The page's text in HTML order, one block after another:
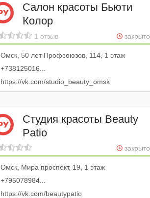
Салон красоты Бьюти
Колор
закрыто
1 отзыв
Омск, 50 лет Профсоюзов, 114, 1 этаж
+738125016...
https://vk.com/studio_beauty_omsk
Студия красоты Beauty
Patio
закрыто
Омск, Мира проспект, 19, 1 этаж
+795078984...
https://vk.com/beautypatio